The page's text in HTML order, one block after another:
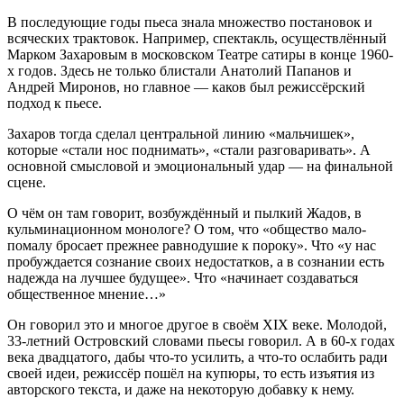
В последующие годы пьеса знала множество постановок и
всяческих трактовок. Например, спектакль, осуществлённый
Марком Захаровым в московском Театре сатиры в конце 1960-
х годов. Здесь не только блистали Анатолий Папанов и
Андрей Миронов, но главное — каков был режиссёрский
подход к пьесе.
Захаров тогда сделал центральной линию «мальчишек»,
которые «стали нос поднимать», «стали разговаривать». А
основной смысловой и эмоциональный удар — на финальной
сцене.
О чём он там говорит, возбуждённый и пылкий Жадов, в
кульминационном монологе? О том, что «общество мало-
помалу бросает прежнее равнодушие к пороку». Что «у нас
пробуждается сознание своих недостатков, а в сознании есть
надежда на лучшее будущее». Что «начинает создаваться
общественное мнение…»
Он говорил это и многое другое в своём XIX веке. Молодой,
33-летний Островский словами пьесы говорил. А в 60-х годах
века двадцатого, дабы что-то усилить, а что-то ослабить ради
своей идеи, режиссёр пошёл на купюры, то есть изъятия из
авторского текста, и даже на некоторую добавку к нему.